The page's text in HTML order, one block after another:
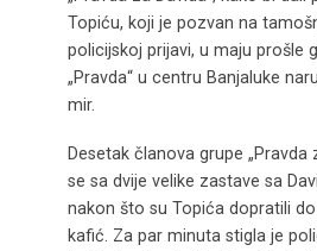
Topiću, koji je pozvan na
policijskoj prijavi, u maju prošle
„Pravda“ u centru Banjaluke
mir.
Desetak članova grupe „Pravda
se sa dvije velike zastave sa
nakon što su Topića dopratili do
kafić. Za par minuta stigla je